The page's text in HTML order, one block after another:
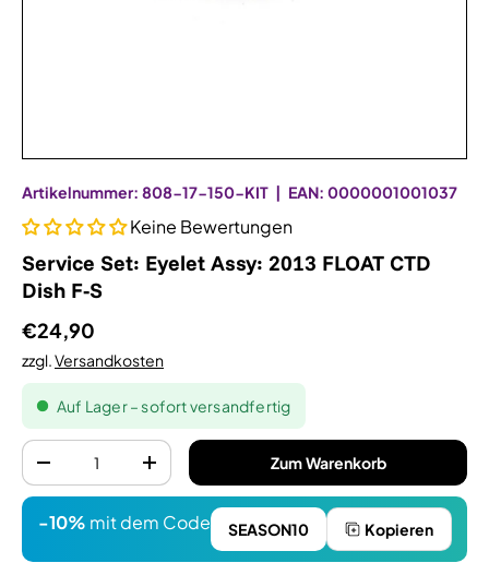
Artikelnummer: 808-17-150-KIT | EAN: 0000001001037
Keine Bewertungen
Service Set: Eyelet Assy: 2013 FLOAT CTD
Dish F-S
€24,90
zzgl.Versandkosten
Auf Lager – sofort versandfertig
Anzahl
-
+ Zum Warenkorb
-10% mit dem Code SEASON10 Kopieren